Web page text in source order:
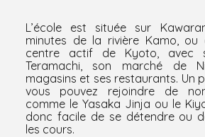
L’école est située sur
minutes de la rivière Kamo, ou
centre actif de Kyoto, avec
Teramachi , son marché de
magasins et ses restaurants. Un
vous pouvez rejoindre de
comme le Yasaka Jinja ou le
donc facile de se détendre ou
les cours.